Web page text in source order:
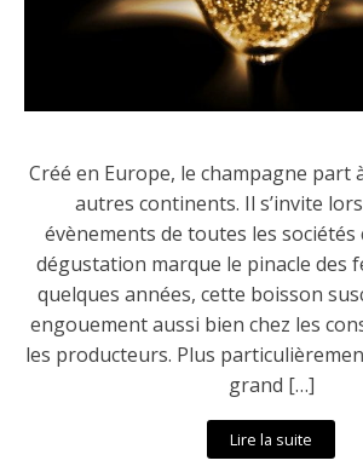
Créé en Europe, le champagne part
autres continents. Il s’invite
évènements de toutes les sociétés
dégustation marque le pinacle des
quelques années, cette boisson
engouement aussi bien chez les
les producteurs. Plus
grand […]
Lire la suite